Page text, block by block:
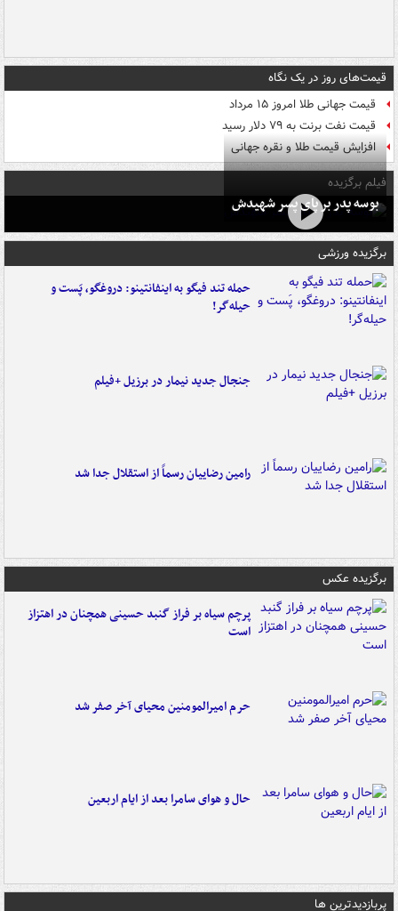
قیمت‌های روز در یک نگاه
قیمت جهانی طلا امروز ۱۵ مرداد
قیمت نفت برنت به ۷۹ دلار رسید
افزایش قیمت طلا و نقره جهانی
فیلم برگزیده
بوسه‌ پدر بر پای پسر شهیدش
برگزیده ورزشی
حمله تند فیگو به اینفانتینو: دروغگو، پَست‌ و
حیله‌گر!
جنجال جدید نیمار در برزیل +فیلم
رامین رضاییان رسماً از استقلال جدا شد
برگزیده عکس
پرچم سیاه بر فراز گنبد حسینی همچنان در اهتزاز
است
حرم امیرالمومنین محیای آخر صفر شد
حال و هوای سامرا بعد از ایام اربعین
پربازدیدترین ها